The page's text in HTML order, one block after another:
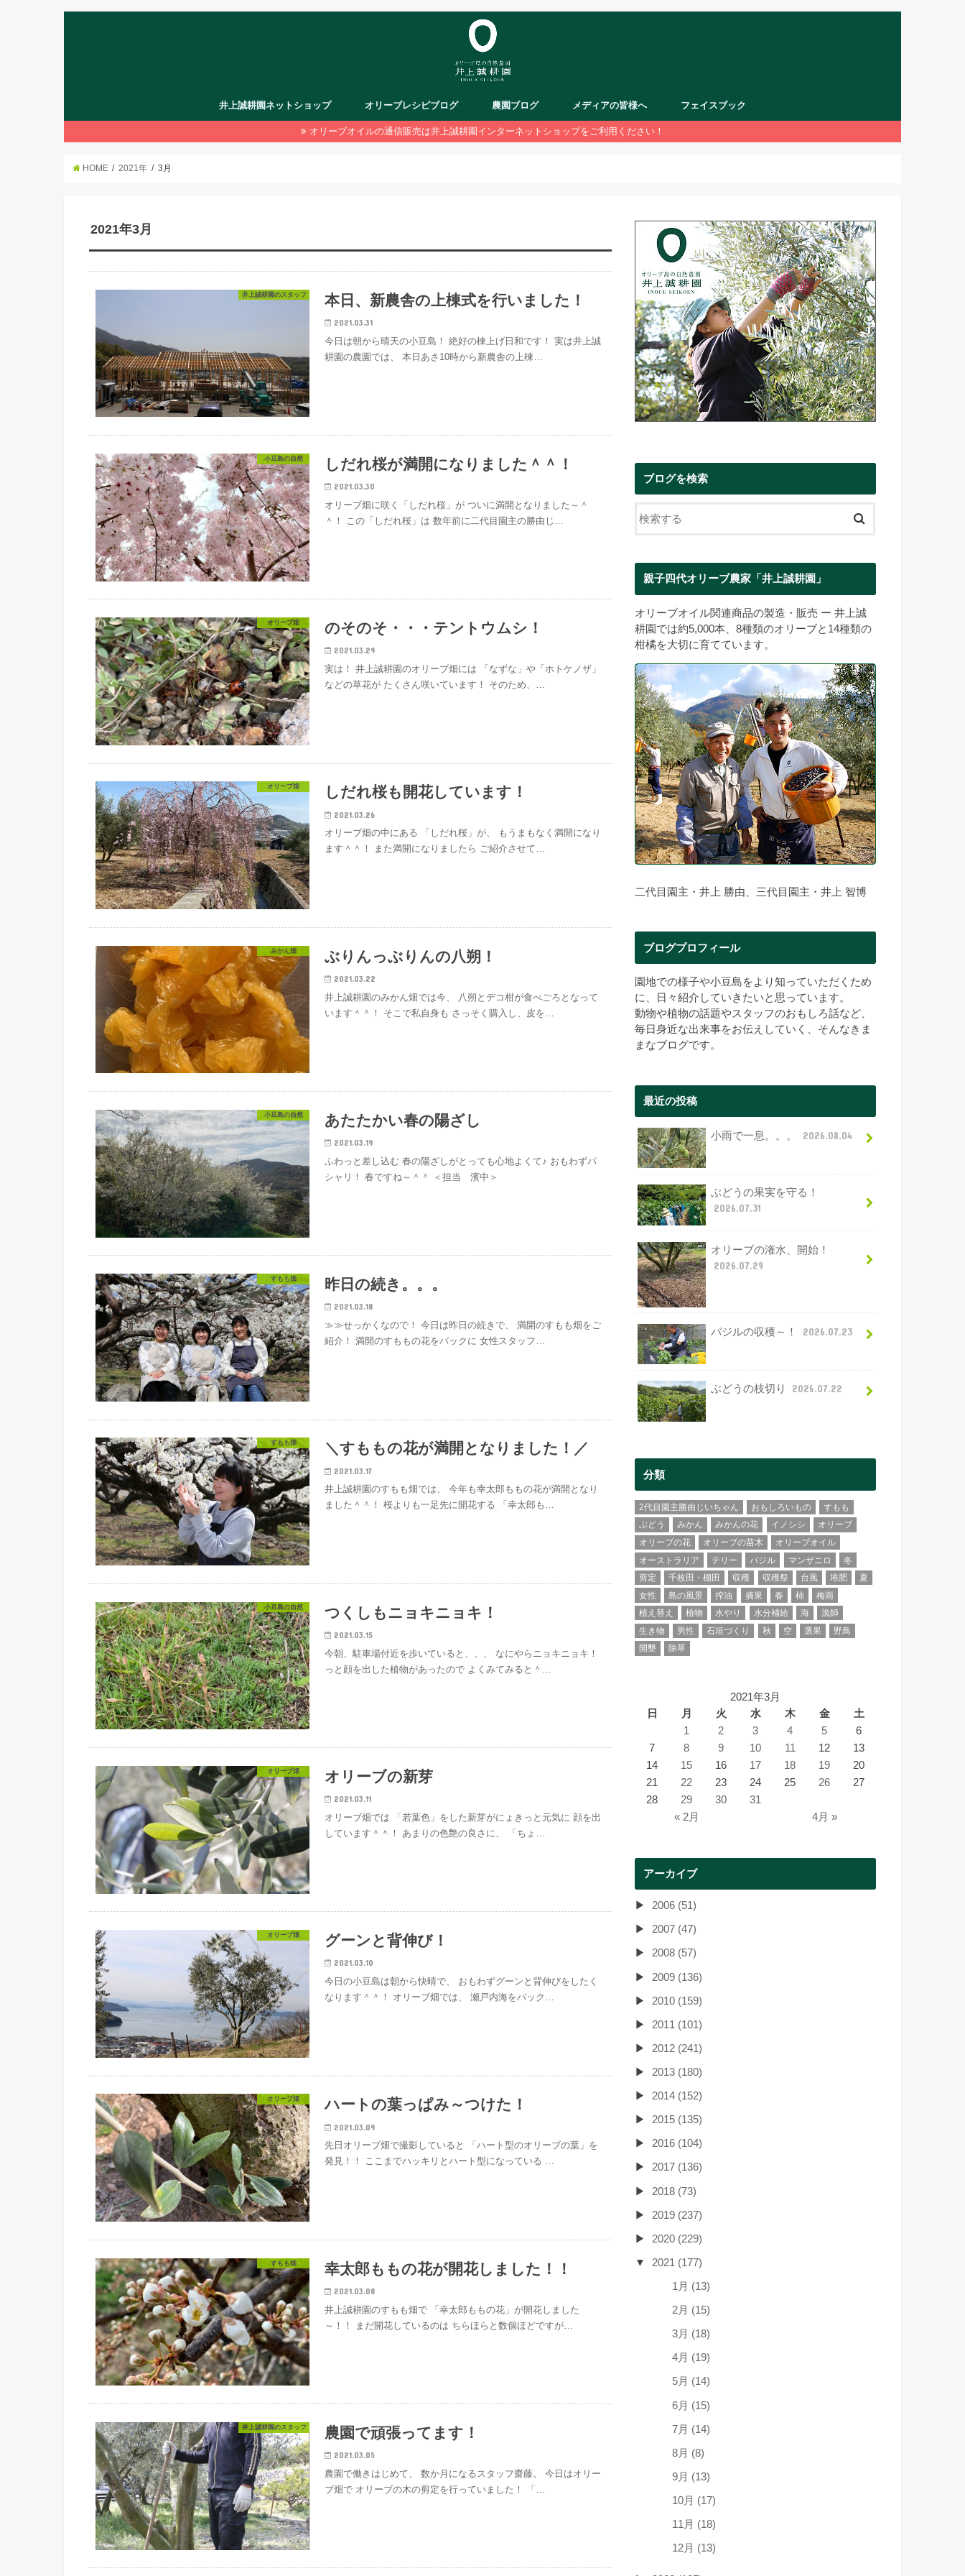
井上誠耕園ネットショップ オリーブレシピブログ 農園ブログ メディアの皆様へ フェイスブック
オリーブオイルの通信販売は井上誠耕園インターネットショップをご利用ください！
HOME 2021年 3月
2021年3月
井上誠耕園のスタッフ 本日、新農舎の上棟式を行いました！
2021.03.31
今日は朝から晴天の小豆島！ 絶好の棟上げ日和です！ 実は井上誠
耕園の農園では、 本日あさ10時から新農舎の上棟…
小豆島の自然 しだれ桜が満開になりました＾＾！
2021.03.30
オリーブ畑に咲く「しだれ桜」が ついに満開となりました～＾
＾！ この「しだれ桜」は 数年前に二代目園主の勝由じ…
オリーブ畑 のそのそ・・・テントウムシ！
2021.03.29
実は！ 井上誠耕園のオリーブ畑には 「なずな」や「ホトケノザ」
などの草花が たくさん咲いています！ そのため、…
オリーブ畑 しだれ桜も開花しています！
2021.03.26
オリーブ畑の中にある 「しだれ桜」が、 もうまもなく満開になり
ます＾＾！ また満開になりましたら ご紹介させて…
みかん畑 ぶりんっぶりんの八朔！
2021.03.22
井上誠耕園のみかん畑では今、 八朔とデコ柑が食べごろとなって
います＾＾！ そこで私自身も さっそく購入し、皮を…
小豆島の自然 あたたかい春の陽ざし
2021.03.19
ふわっと差し込む 春の陽ざしがとっても心地よくて♪ おもわずパ
シャリ！ 春ですね～＾＾ ＜担当 濱中＞
すもも畑 昨日の続き。。。
2021.03.18
≫≫せっかくなので！ 今日は昨日の続きで、 満開のすもも畑をご
紹介！ 満開のすももの花をバックに 女性スタッフ…
すもも畑 ＼すももの花が満開となりました！／
2021.03.17
井上誠耕園のすもも畑では、 今年も幸太郎ももの花が満開となり
ました＾＾！ 桜よりも一足先に開花する 「幸太郎も…
小豆島の自然 つくしもニョキニョキ！
2021.03.15
今朝、駐車場付近を歩いていると、、、 なにやらニョキニョキ！
っと顔を出した植物があったので よくみてみると＾…
オリーブ畑 オリーブの新芽
2021.03.11
オリーブ畑では 「若葉色」をした新芽がにょきっと元気に 顔を出
しています＾＾！ あまりの色艶の良さに、 「ちょ…
オリーブ畑 グーンと背伸び！
2021.03.10
今日の小豆島は朝から快晴で、 おもわずグーンと背伸びをしたく
なります＾＾！ オリーブ畑では、 瀬戸内海をバック…
オリーブ畑 ハートの葉っぱみ～つけた！
2021.03.09
先日オリーブ畑で撮影していると 「ハート型のオリーブの葉」を
発見！！ ここまでハッキリとハート型になっている …
すもも畑 幸太郎ももの花が開花しました！！
2021.03.08
井上誠耕園のすもも畑で 「幸太郎ももの花」が開花しました
～！！ まだ開花しているのは ちらほらと数個ほどですが…
井上誠耕園のスタッフ 農園で頑張ってます！
2021.03.05
農園で働きはじめて、 数か月になるスタッフ齋藤。 今日はオリー
ブ畑で オリーブの木の剪定を行っていました！ 「…
ブログを検索
親子四代オリーブ農家「井上誠耕園」
オリーブオイル関連商品の製造・販売 ー 井上誠
耕園では約5,000本、8種類のオリーブと14種類の
柑橘を大切に育てています。
二代目園主・井上 勝由、三代目園主・井上 智博
ブログプロフィール
園地での様子や小豆島をより知っていただくため
に、日々紹介していきたいと思っています。
動物や植物の話題やスタッフのおもしろ話など、
毎日身近な出来事をお伝えしていく、そんなきま
まなブログです。
最近の投稿
小雨で一息。。。 2026.08.04
ぶどうの果実を守る！
2026.07.31
オリーブの潅水、開始！
2026.07.29
バジルの収穫～！ 2026.07.23
ぶどうの枝切り 2026.07.22
分類
2代目園主勝由じいちゃん おもしろいもの
すもも
ぶどう
みかん みかんの花 イノシシ
オリーブ
オリーブの花
オリーブの苗木
オリーブオイル
オーストラリア
テリー バジル マンザニロ
冬
剪定
千枚田・棚田 収穫 収穫祭 台風 堆肥
夏
女性
島の風景 搾油 摘果 春 柿
梅雨
植え替え
植物 水やり 水分補給 海
漁師
生き物
男性 石垣づくり 秋 空 選果
野鳥
開墾
除草
2021年3月
日
月 火 水 木 金 土
« 2月 4月 »
1 2 3 4 5
6
7
8 9 10 11 12
13
14
15 16 17 18 19
20
21
22 23 24 25 26
27
28
29 30 31
アーカイブ
2006 (51)
2007 (47)
2008 (57)
2009 (136)
2010 (159)
2011 (101)
2012 (241)
2013 (180)
2014 (152)
2015 (135)
2016 (104)
2017 (136)
2018 (73)
2019 (237)
2020 (229)
2021 (177)
1月 (13)
2月 (15)
3月 (18)
4月 (19)
5月 (14)
6月 (15)
7月 (14)
8月 (8)
9月 (13)
10月 (17)
11月 (18)
12月 (13)